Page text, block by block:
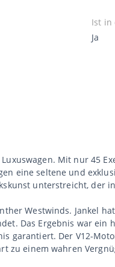
Ist in
Ja
Mit nur 45
eine seltene und
unterstreicht, der
Westwinds. Jankel
Das Ergebnis war
garantiert. Der V12-
zu einem wahren